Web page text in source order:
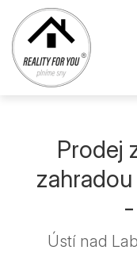
Prodej
Ústí nad